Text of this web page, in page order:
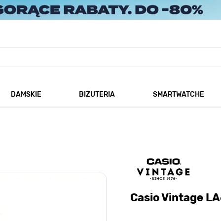
DAMSKIE
BIŻUTERIA
SMARTWATCHE
Casio Vintage